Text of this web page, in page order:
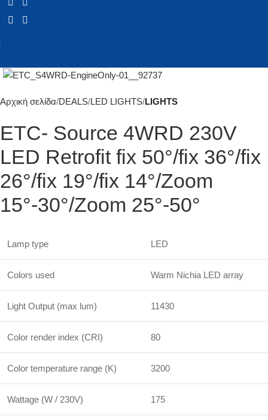
Αρχική σελίδα DEALS LED LIGHTS LIGHTS
ETC- Source 4WRD 230V
LED Retrofit fix 50°/fix 36°/fix
26°/fix 19°/fix 14°/Zoom
15°-30°/Zoom 25°-50°
Lamp type LED
Colors used Warm Nichia LED array
Light Output (max lum) 11430
Color render index (CRI) 80
Color temperature range (K) 3200
Wattage (W / 230V) 175